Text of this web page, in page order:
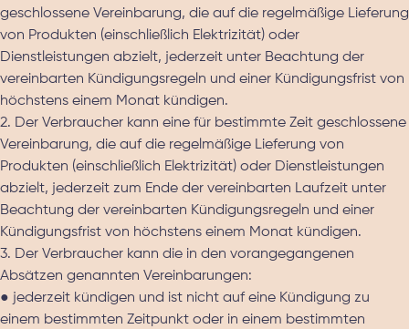
geschlossene Vereinbarung, die auf die regelmäßige Lieferung
von Produkten (einschließlich Elektrizität) oder
Dienstleistungen abzielt, jederzeit unter Beachtung der
vereinbarten Kündigungsregeln und einer Kündigungsfrist von
höchstens einem Monat kündigen.
2. Der Verbraucher kann eine für bestimmte Zeit geschlossene
Vereinbarung, die auf die regelmäßige Lieferung von
Produkten (einschließlich Elektrizität) oder Dienstleistungen
abzielt, jederzeit zum Ende der vereinbarten Laufzeit unter
Beachtung der vereinbarten Kündigungsregeln und einer
Kündigungsfrist von höchstens einem Monat kündigen.
3. Der Verbraucher kann die in den vorangegangenen
Absätzen genannten Vereinbarungen:
● jederzeit kündigen und ist nicht auf eine Kündigung zu
einem bestimmten Zeitpunkt oder in einem bestimmten